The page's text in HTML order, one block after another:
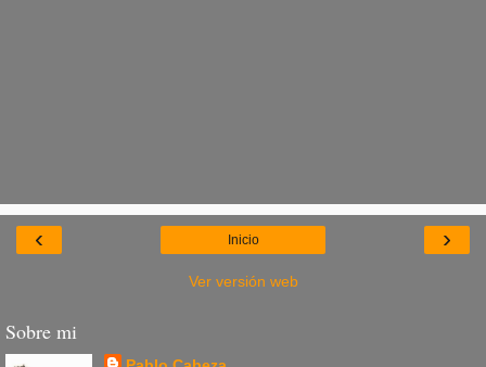
‹ ›
Inicio
Ver versión web
Sobre mi